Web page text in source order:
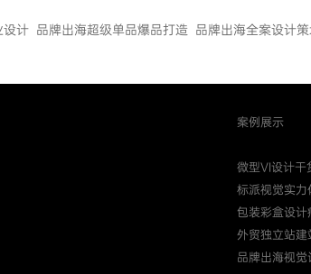
设计 品牌出海超级单品爆品打造 品牌出海全案设计
案例展示
微型VI设计干
标派视觉实力
包装彩盒设计
外贸独立站建
品牌出海视